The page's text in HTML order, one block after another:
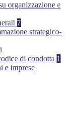
organizzazione e
7
strategico-
di condotta 1
e imprese